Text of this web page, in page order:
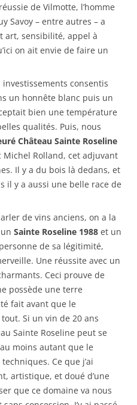
de Vilmotte, l’homme
Savoy – entre autres – a
art, sensibilité, appel à
on ait envie de faire un
consentis
un honnête blanc puis un
bien une température
qualités. Puis, nous
Château Sainte Roseline
Rolland, cet adjuvant
Il y a du bois là dedans, et
il y a aussi une belle race de
de vins anciens, on a la
Sainte Roseline 1988 et un
de sa légitimité,
Une réussite avec un
Ceci prouve de
possède une terre
fait avant que le
Si un vin de 20 ans
Sainte Roseline peut se
moins autant que le
Ce que j’ai
artistique, et doué d’une
que ce domaine va nous